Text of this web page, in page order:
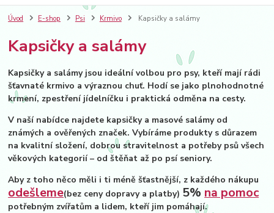
Úvod E-shop Psi Krmivo Kapsičky a salámy
Kapsičky a salámy
Kapsičky a salámy jsou ideální volbou pro psy, kteří mají rádi
šťavnaté krmivo a výraznou chuť. Hodí se jako plnohodnotné
krmení, zpestření jídelníčku i praktická odměna na cesty.
V naší nabídce najdete kapsičky a masové salámy od
známých a ověřených značek. Vybíráme produkty s důrazem
na kvalitní složení, dobrou stravitelnost a potřeby psů všech
věkových kategorií – od štěňat až po psí seniory.
Aby z toho něco měli i ti méně šťastnější, z každého nákupu
odešleme(bez ceny dopravy a platby) 5% na pomoc
potřebným zvířatům a lidem, kteří jim pomáhají.